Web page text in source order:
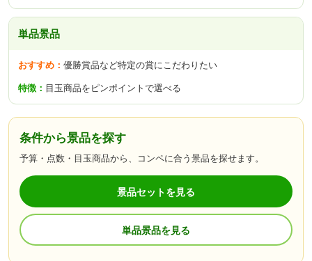
単品景品
優勝賞品など特定の賞にこだわりたい
目玉商品をピンポイントで選べる
条件から景品を探す
予算・点数・目玉商品から、コンペに合う景品を探せます。
景品セットを見る
単品景品を見る